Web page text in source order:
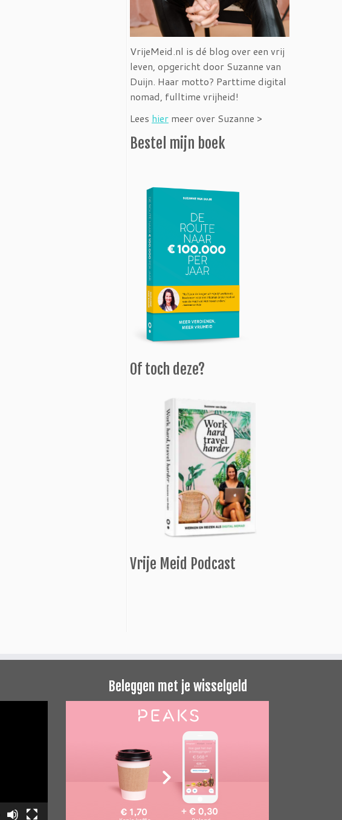
VrijeMeid.nl is dé blog over een vrij
leven, opgericht door Suzanne van
Duijn. Haar motto? Parttime digital
nomad, fulltime vrijheid!
Lees hier meer over Suzanne >
Bestel mijn boek
Of toch deze?
Vrije Meid Podcast
Beleggen met je wisselgeld